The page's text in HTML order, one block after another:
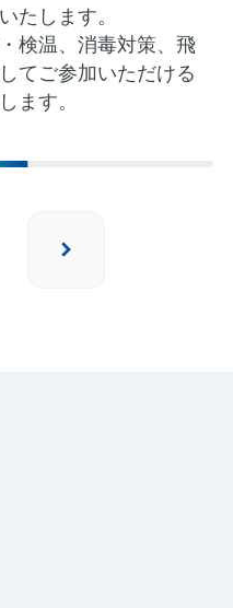
たします。
検温、消毒対策、飛
てご参加いただける
ます。